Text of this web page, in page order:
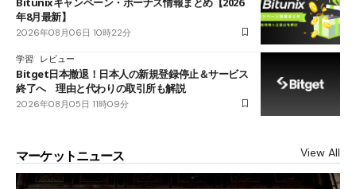
年8月最新】
2026年08月06日 10時22分
学習 レビュー
Bitget日本撤退！日本人の新規登録停止＆サービス
終了へ 理由と代わりの取引所も解説
2026年08月05日 11時09分
マーケットニュース View All